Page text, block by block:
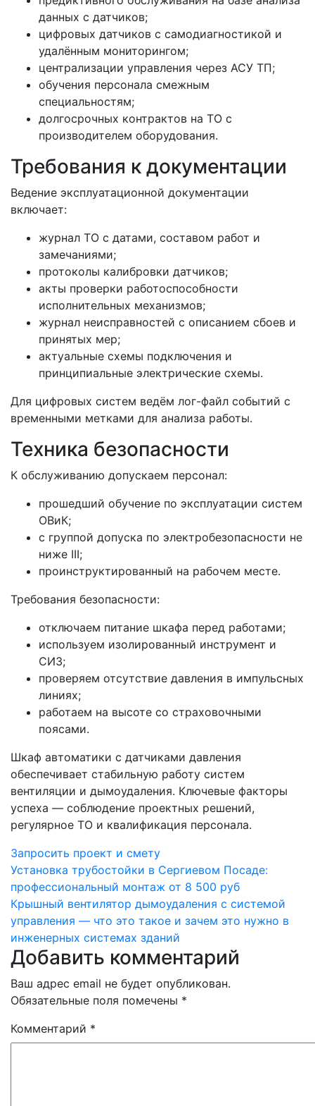
данных с датчиков;
цифровых датчиков с самодиагностикой и
удалённым мониторингом;
централизации управления через АСУ ТП;
обучения персонала смежным
специальностям;
долгосрочных контрактов на ТО с
производителем оборудования.
Требования к документации
Ведение эксплуатационной документации
включает:
журнал ТО с датами, составом работ и
замечаниями;
протоколы калибровки датчиков;
акты проверки работоспособности
исполнительных механизмов;
журнал неисправностей с описанием сбоев и
принятых мер;
актуальные схемы подключения и
принципиальные электрические схемы.
Для цифровых систем ведём лог-файл событий с
временными метками для анализа работы.
Техника безопасности
К обслуживанию допускаем персонал:
прошедший обучение по эксплуатации систем
ОВиК;
с группой допуска по электробезопасности не
ниже III;
проинструктированный на рабочем месте.
Требования безопасности:
отключаем питание шкафа перед работами;
используем изолированный инструмент и
СИЗ;
проверяем отсутствие давления в импульсных
линиях;
работаем на высоте со страховочными
поясами.
Шкаф автоматики с датчиками давления
обеспечивает стабильную работу систем
вентиляции и дымоудаления. Ключевые факторы
успеха — соблюдение проектных решений,
регулярное ТО и квалификация персонала.
Запросить проект и смету
Навигация
по
записям
Установка трубостойки в Сергиевом Посаде:
профессиональный монтаж от 8 500 руб
Крышный вентилятор дымоудаления с системой
управления — что это такое и зачем это нужно в
инженерных системах зданий
Добавить комментарий
Ваш адрес email не будет опубликован.
Обязательные поля помечены *
Комментарий *